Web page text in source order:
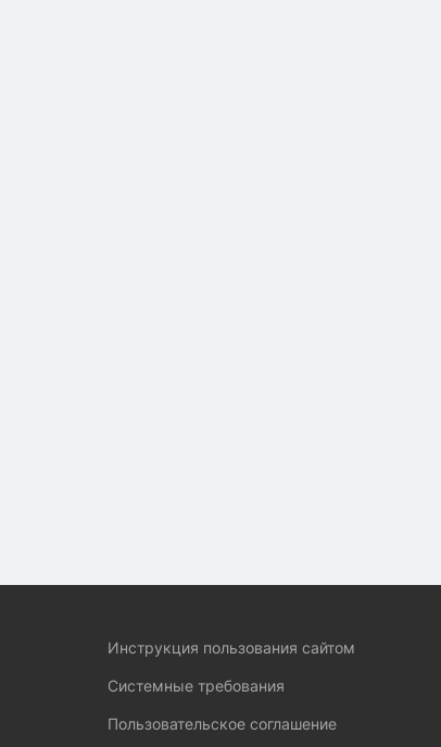
Инструкция пользования сайтом
Системные требования
Пользовательское соглашение